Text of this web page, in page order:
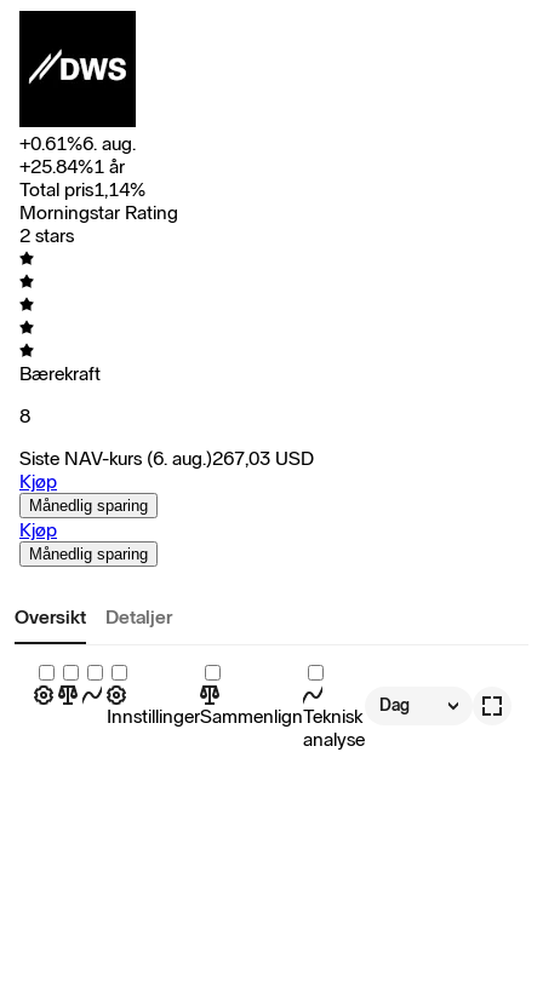
+0.61%6. aug.
+25.84%1 år
Total pris1,14%
Morningstar Rating
2 stars
Bærekraft
8
Siste NAV-kurs (6. aug.)267,03 USD
Kjøp
Månedlig sparing
Kjøp
Månedlig sparing
Oversikt Detaljer
InnstillingerSammenlignTeknisk
analyse
Dag